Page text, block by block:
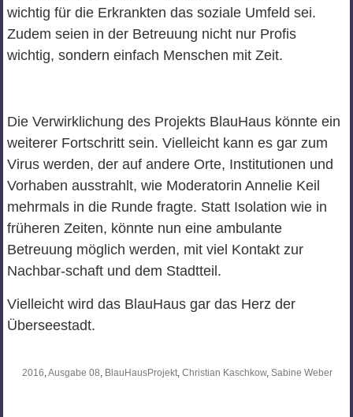
wichtig für die Erkrankten das soziale Umfeld sei.
Zudem seien in der Betreuung nicht nur Profis
wichtig, sondern einfach Menschen mit Zeit.
Die Verwirklichung des Projekts BlauHaus könnte ein
weiterer Fortschritt sein. Vielleicht kann es gar zum
Virus werden, der auf andere Orte, Institutionen und
Vorhaben ausstrahlt, wie Moderatorin Annelie Keil
mehrmals in die Runde fragte. Statt Isolation wie in
früheren Zeiten, könnte nun eine ambulante
Betreuung möglich werden, mit viel Kontakt zur
Nachbar-schaft und dem Stadtteil.
Vielleicht wird das BlauHaus gar das Herz der
Überseestadt.
2016,Ausgabe 08, BlauHausProjekt, Christian Kaschkow, Sabine Weber